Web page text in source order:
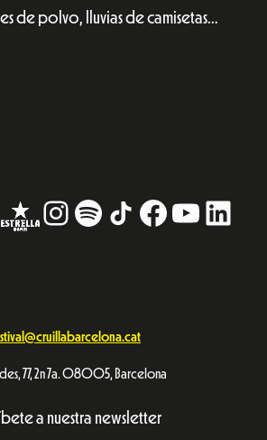
de polvo, lluvias de camisetas…
Instagram
# TikTokFacebook
77, 2n 7a. 08005, Barcelona
a nuestra newsletter